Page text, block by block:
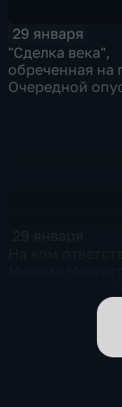
29 января
"Сделка века",
обреченная на
Очередной
вице-премьеров